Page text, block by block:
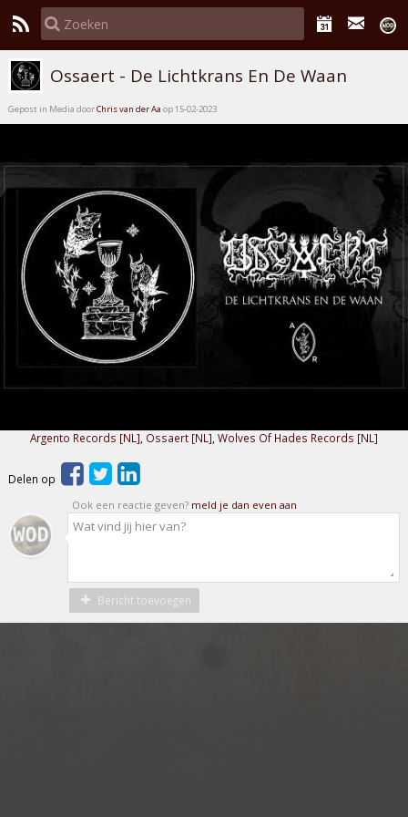
Ossaert - De Lichtkrans En De Waan
Gepost in Media doorChris van der Aa op 15-02-2023
Argento Records [NL] Ossaert [NL] Wolves Of Hades Records [NL]
Delen op
Ook een reactie geven? meld je dan even aan
Bericht toevoegen